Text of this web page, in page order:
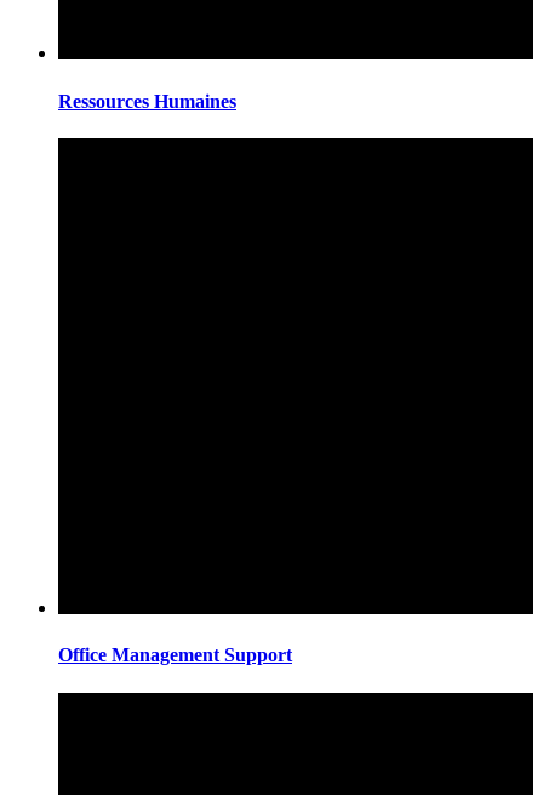
Ressources Humaines
Office Management Support